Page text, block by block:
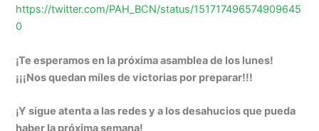
https://twitter.com/PAH_BCN/status/151717496574909645
0
¡Te esperamos en la próxima asamblea de los lunes!
¡¡¡Nos quedan miles de victorias por preparar!!!
¡Y sigue atenta a las redes y a los desahucios que pueda
haber la próxima semana!